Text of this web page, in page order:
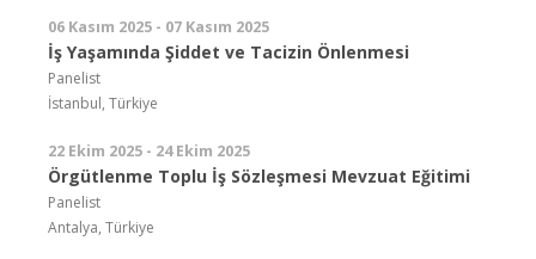
06 Kasım 2025 - 07 Kasım 2025
İş Yaşamında Şiddet ve Tacizin Önlenmesi
Panelist
İstanbul, Türkiye
22 Ekim 2025 - 24 Ekim 2025
Örgütlenme Toplu İş Sözleşmesi Mevzuat Eğitimi
Panelist
Antalya, Türkiye